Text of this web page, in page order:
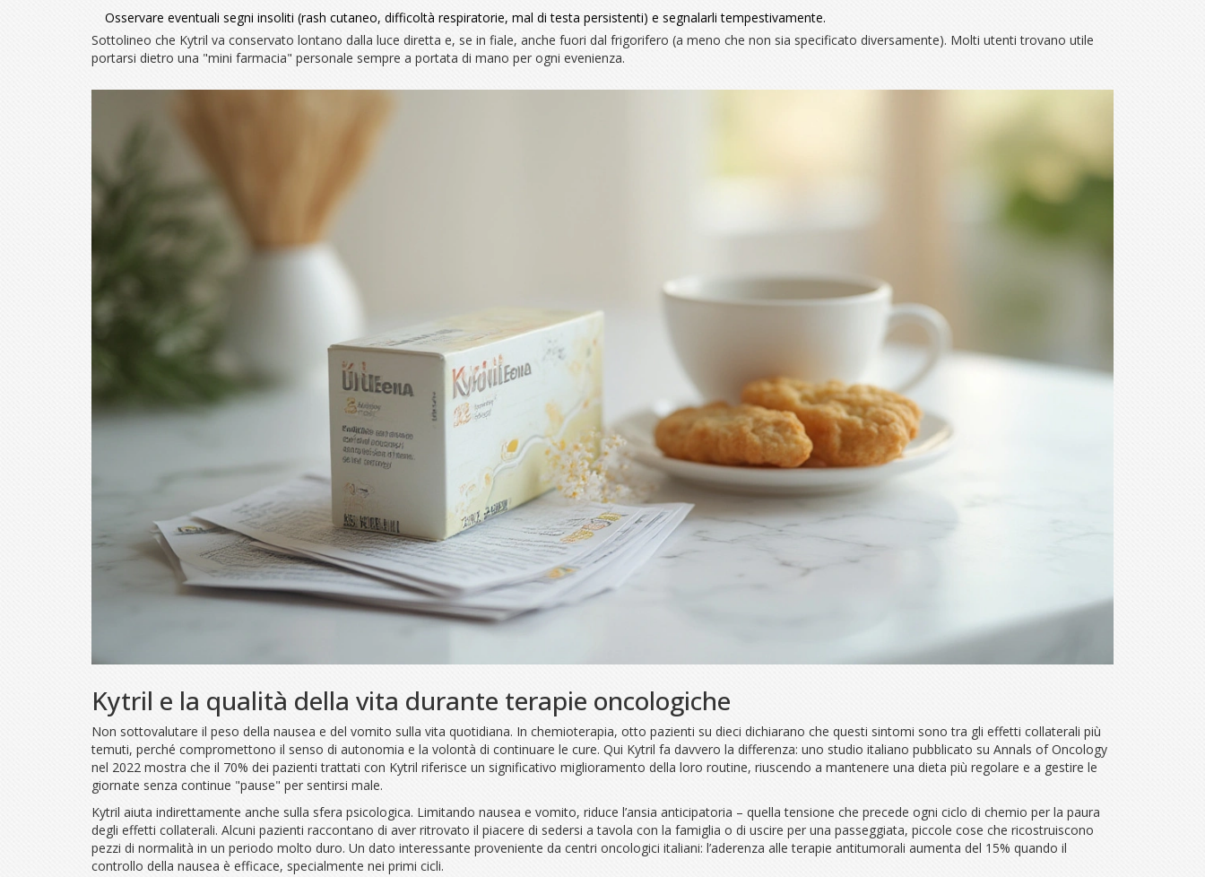
Osservare eventuali segni insoliti (rash cutaneo, difficoltà respiratorie, mal di testa persistenti) e segnalarli tempestivamente.
Sottolineo che Kytril va conservato lontano dalla luce diretta e, se in fiale, anche fuori dal frigorifero (a meno che non sia specificato diversamente). Molti utenti trovano utile
portarsi dietro una "mini farmacia" personale sempre a portata di mano per ogni evenienza.
Kytril e la qualità della vita durante terapie oncologiche
Non sottovalutare il peso della nausea e del vomito sulla vita quotidiana. In chemioterapia, otto pazienti su dieci dichiarano che questi sintomi sono tra gli effetti collaterali più
temuti, perché compromettono il senso di autonomia e la volontà di continuare le cure. Qui Kytril fa davvero la differenza: uno studio italiano pubblicato su Annals of Oncology
nel 2022 mostra che il 70% dei pazienti trattati con Kytril riferisce un significativo miglioramento della loro routine, riuscendo a mantenere una dieta più regolare e a gestire le
giornate senza continue "pause" per sentirsi male.
Kytril aiuta indirettamente anche sulla sfera psicologica. Limitando nausea e vomito, riduce l’ansia anticipatoria – quella tensione che precede ogni ciclo di chemio per la paura
degli effetti collaterali. Alcuni pazienti raccontano di aver ritrovato il piacere di sedersi a tavola con la famiglia o di uscire per una passeggiata, piccole cose che ricostruiscono
pezzi di normalità in un periodo molto duro. Un dato interessante proveniente da centri oncologici italiani: l’aderenza alle terapie antitumorali aumenta del 15% quando il
controllo della nausea è efficace, specialmente nei primi cicli.